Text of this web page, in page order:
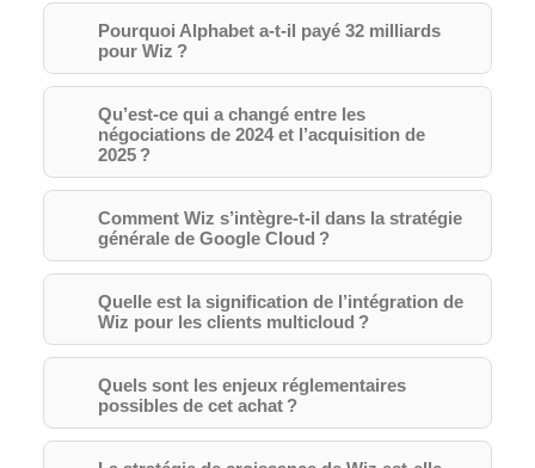
Pourquoi Alphabet a-t-il payé 32 milliards
pour Wiz ?
Qu’est-ce qui a changé entre les
négociations de 2024 et l’acquisition de
2025 ?
Comment Wiz s’intègre-t-il dans la stratégie
générale de Google Cloud ?
Quelle est la signification de l’intégration de
Wiz pour les clients multicloud ?
Quels sont les enjeux réglementaires
possibles de cet achat ?